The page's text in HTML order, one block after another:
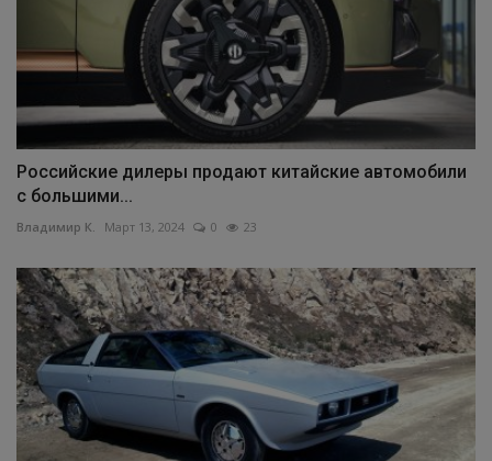
Российские дилеры продают китайские автомобили
с большими...
Владимир К. Март 13, 2024 0 23